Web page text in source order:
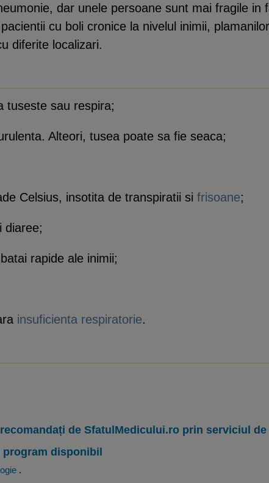
dar unele persoane sunt mai fragile in
cu boli cronice la nivelul inimii,
diferite localizari.
tuseste sau respira;
Alteori, tusea poate sa fie seaca;
Celsius, insotita de transpiratii si frisoane;
diaree;
rapide ale inimii;
insuficienta respiratorie.
de SfatulMedicului.ro prin serviciul
disponibil
.